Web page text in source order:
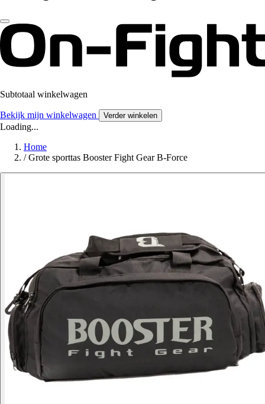
Subtotaal winkelwagen
Bekijk mijn winkelwagen Verder winkelen
Loading...
Home
/ Grote sporttas Booster Fight Gear B-Force